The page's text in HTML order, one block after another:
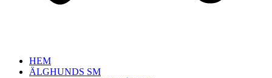
HEM
ÄLGHUNDS SM